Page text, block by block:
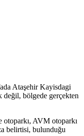
Ataşehir Kayisdagi
değil, bölgede gerçekten
otoparkı, AVM otoparkı
belirtisi, bulunduğu